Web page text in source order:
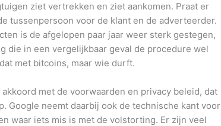
ziet vertrekken en ziet aankomen. Praat er
tussenpersoon voor de klant en de adverteerder.
is de afgelopen paar jaar weer sterk gestegen,
die in een vergelijkbaar geval de procedure wel
met bitcoins, maar wie durft.
met de voorwaarden en privacy beleid, dat
Google neemt daarbij ook de technische kant voor
waar iets mis is met de volstorting. Er zijn veel